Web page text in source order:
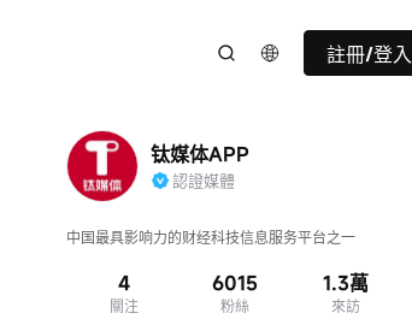
註冊/登入
钛媒体APP
認證媒體
中国最具影响力的财经科技信息服务平台之一
4
關注
6015
粉絲
1.3萬
來訪